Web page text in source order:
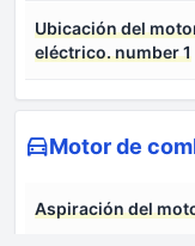
Ubicación del
eléctrico. number 1
Motor de
Aspiración del